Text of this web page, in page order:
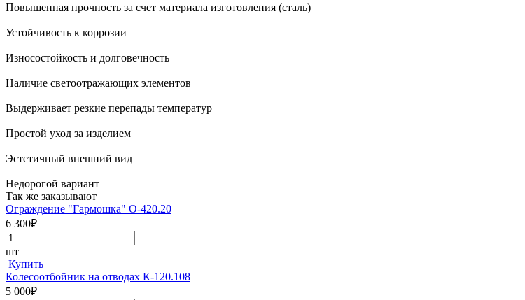
Повышенная прочность за счет материала изготовления (сталь)
Устойчивость к коррозии
Износостойкость и долговечность
Наличие светоотражающих элементов
Выдерживает резкие перепады температур
Простой уход за изделием
Эстетичный внешний вид
Недорогой вариант
Так же заказывают
Ограждение "Гармошка" О-420.20
6 300₽
шт
Купить
Колесоотбойник на отводах К-120.108
5 000₽